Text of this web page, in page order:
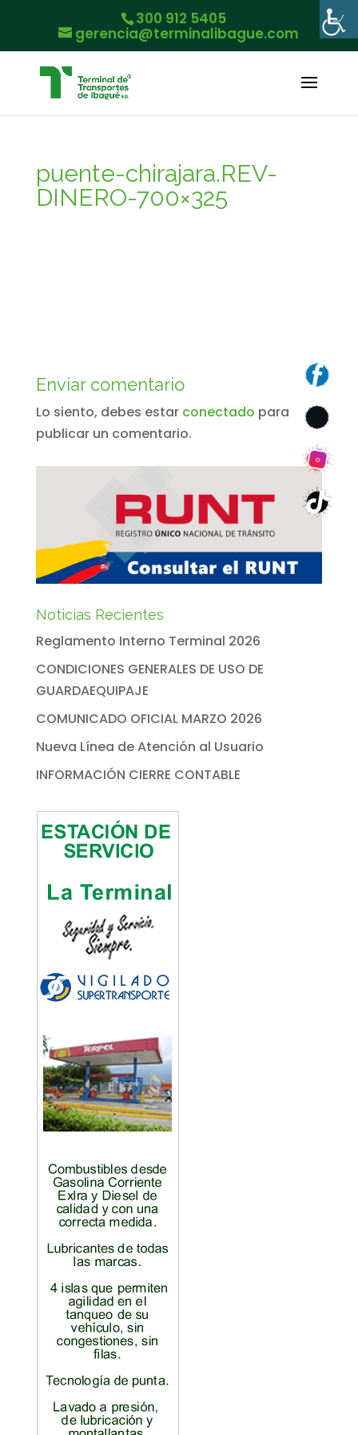
300 912 5405
gerencia@terminalibague.com
puente-chirajara.REV-
DINERO-700×325
Enviar comentario
Lo siento, debes estar conectado para
publicar un comentario.
Noticias Recientes
Reglamento Interno Terminal 2026
CONDICIONES GENERALES DE USO DE
GUARDAEQUIPAJE
COMUNICADO OFICIAL MARZO 2026
Nueva Línea de Atención al Usuario
INFORMACIÓN CIERRE CONTABLE